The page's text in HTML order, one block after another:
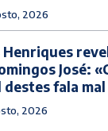
2026
Henriques
José:
destes fala mal
2026